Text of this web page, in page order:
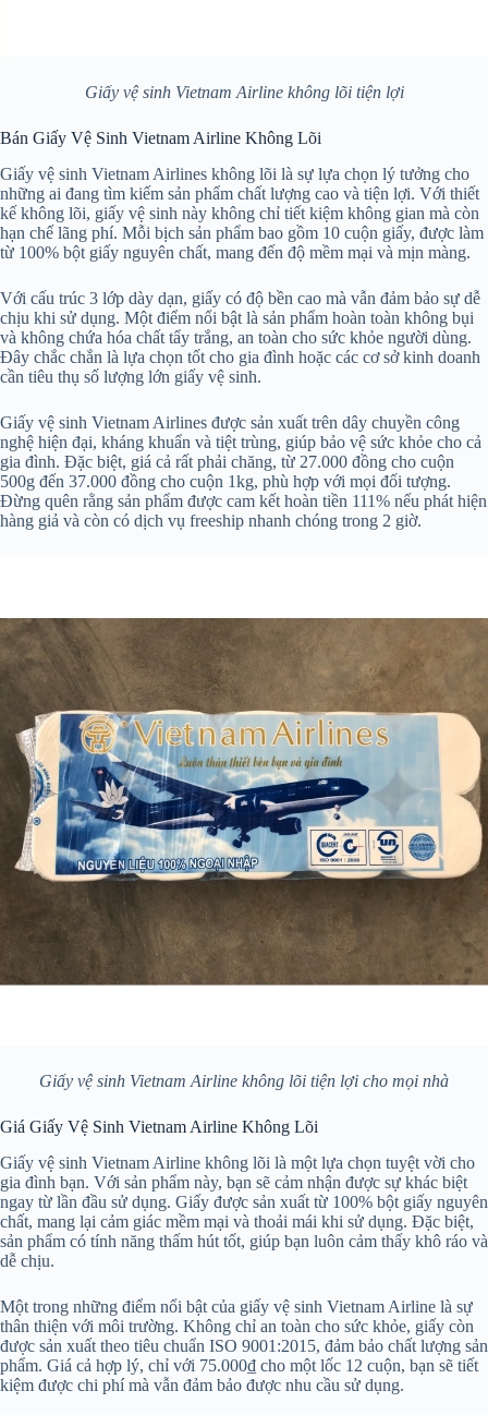
Giấy vệ sinh Vietnam Airline không lõi tiện lợi
Bán Giấy Vệ Sinh Vietnam Airline Không Lõi
Giấy vệ sinh Vietnam Airlines không lõi là sự lựa chọn lý tưởng cho
những ai đang tìm kiếm sản phẩm chất lượng cao và tiện lợi. Với thiết
kế không lõi, giấy vệ sinh này không chỉ tiết kiệm không gian mà còn
hạn chế lãng phí. Mỗi bịch sản phẩm bao gồm 10 cuộn giấy, được làm
từ 100% bột giấy nguyên chất, mang đến độ mềm mại và mịn màng.
Với cấu trúc 3 lớp dày dạn, giấy có độ bền cao mà vẫn đảm bảo sự dễ
chịu khi sử dụng. Một điểm nổi bật là sản phẩm hoàn toàn không bụi
và không chứa hóa chất tẩy trắng, an toàn cho sức khỏe người dùng.
Đây chắc chắn là lựa chọn tốt cho gia đình hoặc các cơ sở kinh doanh
cần tiêu thụ số lượng lớn giấy vệ sinh.
Giấy vệ sinh Vietnam Airlines được sản xuất trên dây chuyền công
nghệ hiện đại, kháng khuẩn và tiệt trùng, giúp bảo vệ sức khỏe cho cả
gia đình. Đặc biệt, giá cả rất phải chăng, từ 27.000 đồng cho cuộn
500g đến 37.000 đồng cho cuộn 1kg, phù hợp với mọi đối tượng.
Đừng quên rằng sản phẩm được cam kết hoàn tiền 111% nếu phát hiện
hàng giả và còn có dịch vụ freeship nhanh chóng trong 2 giờ.
Giấy vệ sinh Vietnam Airline không lõi tiện lợi cho mọi nhà
Giá Giấy Vệ Sinh Vietnam Airline Không Lõi
Giấy vệ sinh Vietnam Airline không lõi là một lựa chọn tuyệt vời cho
gia đình bạn. Với sản phẩm này, bạn sẽ cảm nhận được sự khác biệt
ngay từ lần đầu sử dụng. Giấy được sản xuất từ 100% bột giấy nguyên
chất, mang lại cảm giác mềm mại và thoải mái khi sử dụng. Đặc biệt,
sản phẩm có tính năng thấm hút tốt, giúp bạn luôn cảm thấy khô ráo và
dễ chịu.
Một trong những điểm nổi bật của giấy vệ sinh Vietnam Airline là sự
thân thiện với môi trường. Không chỉ an toàn cho sức khỏe, giấy còn
được sản xuất theo tiêu chuẩn ISO 9001:2015, đảm bảo chất lượng sản
phẩm. Giá cả hợp lý, chỉ với 75.000₫ cho một lốc 12 cuộn, bạn sẽ tiết
kiệm được chi phí mà vẫn đảm bảo được nhu cầu sử dụng.